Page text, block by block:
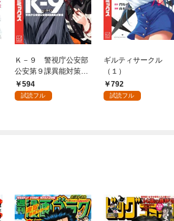
Ｋ－９ 警視庁公安部
公安第９課異能対策係
（１）
594
試読フル
ギルティサークル
（１）
792
試読フル